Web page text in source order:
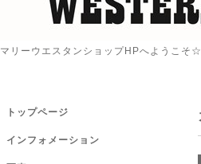
マリーウエスタンショップHPへようこそ☆
トップページ
インフォメーション